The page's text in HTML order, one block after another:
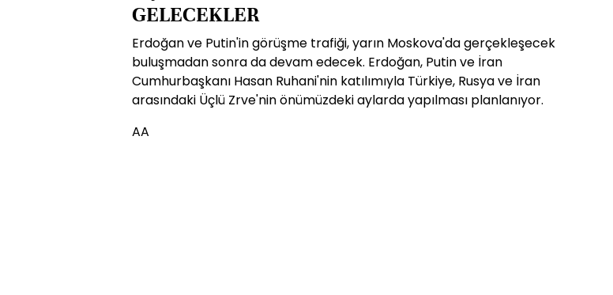
GELECEKLER
Erdoğan ve Putin'in görüşme trafiği, yarın Moskova'da gerçekleşecek
buluşmadan sonra da devam edecek. Erdoğan, Putin ve İran
Cumhurbaşkanı Hasan Ruhani'nin katılımıyla Türkiye, Rusya ve İran
arasındaki Üçlü Zrve'nin önümüzdeki aylarda yapılması planlanıyor.
AA